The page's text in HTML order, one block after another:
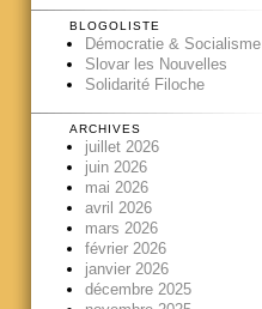
BLOGOLISTE
Démocratie & Socialisme
Slovar les Nouvelles
Solidarité Filoche
ARCHIVES
juillet 2026
juin 2026
mai 2026
avril 2026
mars 2026
février 2026
janvier 2026
décembre 2025